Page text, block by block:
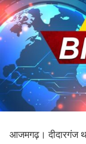
आजमगढ़। दीदारगंज